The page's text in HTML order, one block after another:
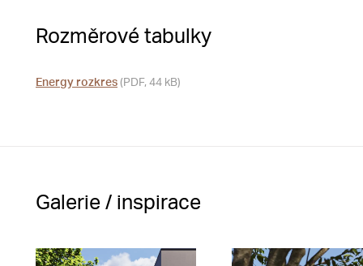
Rozměrové tabulky
Energy rozkres (PDF, 44 kB)
Galerie / inspirace